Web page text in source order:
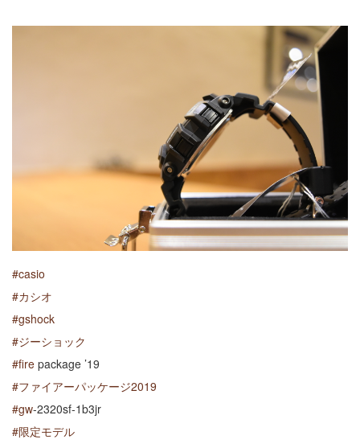
#casio
#カシオ
#gshock
#ジーショック
#fire package ’19
#ファイアーパッケージ2019
#gw-2320sf-1b3jr
#限定モデル